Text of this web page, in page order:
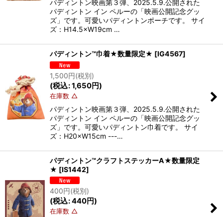
パディントン映画第３弾、2025.5.9.公開された
パディントン イン ペルーの「映画公開記念グッ
ズ」です。可愛いパディントンポーチです。 サイ
ズ：H14.5×W19cm …
パディントン™巾着★数量限定★ [IG4567]
1,500円(税別)
(税込:1,650円)
在庫数 △
パディントン映画第３弾、2025.5.9.公開された
パディントン イン ペルーの「映画公開記念グッ
ズ」です。可愛いパディントン巾着です。 サイ
ズ：H20×W15cm ---…
パディントン™クラフトステッカーA★数量限定
★ [IS1442]
400円(税別)
(税込:440円)
在庫数 △